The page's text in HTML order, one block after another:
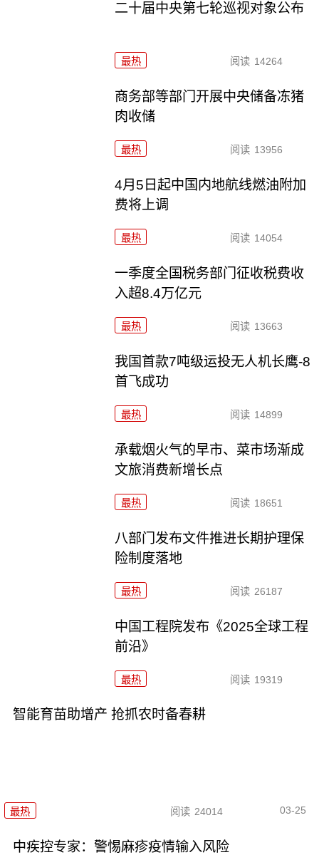
二十届中央第七轮巡视对象公布
最热 阅读 14264
商务部等部门开展中央储备冻猪
肉收储
最热 阅读 13956
4月5日起中国内地航线燃油附加
费将上调
最热 阅读 14054
一季度全国税务部门征收税费收
入超8.4万亿元
最热 阅读 13663
我国首款7吨级运投无人机长鹰-8
首飞成功
最热 阅读 14899
承载烟火气的早市、菜市场渐成
文旅消费新增长点
最热 阅读 18651
八部门发布文件推进长期护理保
险制度落地
最热 阅读 26187
中国工程院发布《2025全球工程
前沿》
最热 阅读 19319
智能育苗助增产 抢抓农时备春耕
最热 阅读 24014 03-25
中疾控专家：警惕麻疹疫情输入风险